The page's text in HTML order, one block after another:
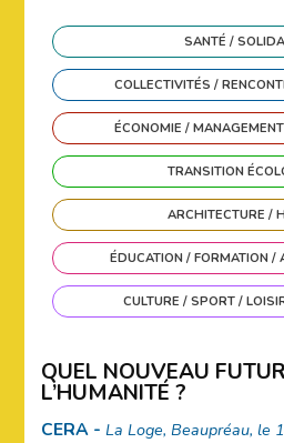
SANTÉ /
COLLECTIVITÉS /
ÉCONOMIE /
TRANSITION
ARCHITECTURE /
ÉDUCATION / FORMATION /
CULTURE / SPORT /
QUEL NOUVEAU
L’HUMANITÉ ?
CERA - La Loge, Beaupréau, le